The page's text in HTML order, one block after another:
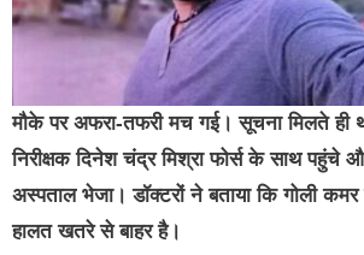
मौके पर अफरा-तफरी मच गई। सूचना मिलते ही
निरीक्षक दिनेश चंद्र मिश्रा फोर्स के साथ पहुंचे
अस्पताल भेजा। डॉक्टरों ने बताया कि गोली
हालत खतरे से बाहर है।